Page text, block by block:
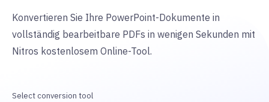
Konvertieren Sie Ihre PowerPoint-Dokumente in
vollständig bearbeitbare PDFs in wenigen Sekunden mit
Nitros kostenlosem Online-Tool.
Select conversion tool